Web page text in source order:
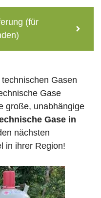
(für
Gasen
Gase
große, unabhängige
Gase in
nächsten
in ihrer Region!